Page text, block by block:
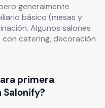
generalmente
básico (mesas y
Algunos salones
catering, decoración
primera
Salonify?